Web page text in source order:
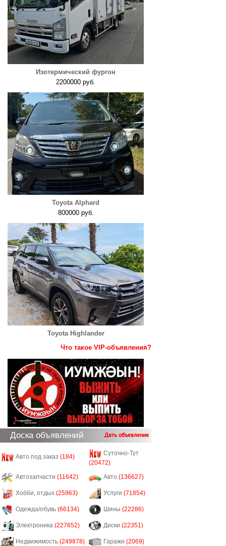
Изотермический фургон
2200000 руб.
Toyota Alphard
800000 руб.
Toyota Highlander
Что такое VIP-объявления?
Доска объявлений Дать объявление
Авто под заказ (184)
Суточно-Тут
(20472)
Автозапчасти (11642) Авто (136627)
Хобби, отдых (25963) Услуги (71854)
Одежда/обувь (66134) Шины (22286)
Электроника (227652) Диски (22351)
Недвижимость (249878) Гаражи (2069)